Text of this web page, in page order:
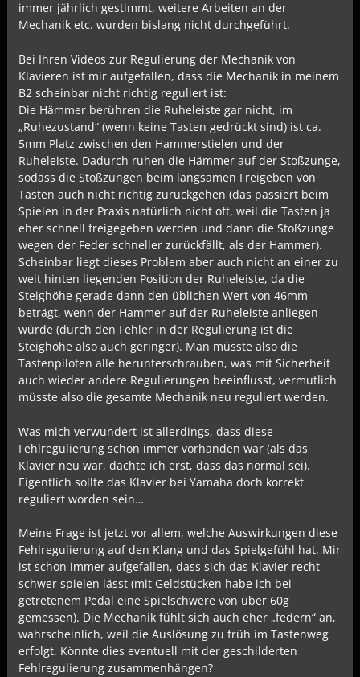
immer jährlich gestimmt, weitere Arbeiten an der
Mechanik etc. wurden bislang nicht durchgeführt.
Bei Ihren Videos zur Regulierung der Mechanik von
Klavieren ist mir aufgefallen, dass die Mechanik in meinem
B2 scheinbar nicht richtig reguliert ist:
Die Hämmer berühren die Ruheleiste gar nicht, im
„Ruhezustand“ (wenn keine Tasten gedrückt sind) ist ca.
5mm Platz zwischen den Hammerstielen und der
Ruheleiste. Dadurch ruhen die Hämmer auf der Stoßzunge,
sodass die Stoßzungen beim langsamen Freigeben von
Tasten auch nicht richtig zurückgehen (das passiert beim
Spielen in der Praxis natürlich nicht oft, weil die Tasten ja
eher schnell freigegeben werden und dann die Stoßzunge
wegen der Feder schneller zurückfällt, als der Hammer).
Scheinbar liegt dieses Problem aber auch nicht an einer zu
weit hinten liegenden Position der Ruheleiste, da die
Steighöhe gerade dann den üblichen Wert von 46mm
beträgt, wenn der Hammer auf der Ruheleiste anliegen
würde (durch den Fehler in der Regulierung ist die
Steighöhe also auch geringer). Man müsste also die
Tastenpiloten alle herunterschrauben, was mit Sicherheit
auch wieder andere Regulierungen beeinflusst, vermutlich
müsste also die gesamte Mechanik neu reguliert werden.
Was mich verwundert ist allerdings, dass diese
Fehlregulierung schon immer vorhanden war (als das
Klavier neu war, dachte ich erst, dass das normal sei).
Eigentlich sollte das Klavier bei Yamaha doch korrekt
reguliert worden sein…
Meine Frage ist jetzt vor allem, welche Auswirkungen diese
Fehlregulierung auf den Klang und das Spielgefühl hat. Mir
ist schon immer aufgefallen, dass sich das Klavier recht
schwer spielen lässt (mit Geldstücken habe ich bei
getretenem Pedal eine Spielschwere von über 60g
gemessen). Die Mechanik fühlt sich auch eher „federn“ an,
wahrscheinlich, weil die Auslösung zu früh im Tastenweg
erfolgt. Könnte dies eventuell mit der geschilderten
Fehlregulierung zusammenhängen?